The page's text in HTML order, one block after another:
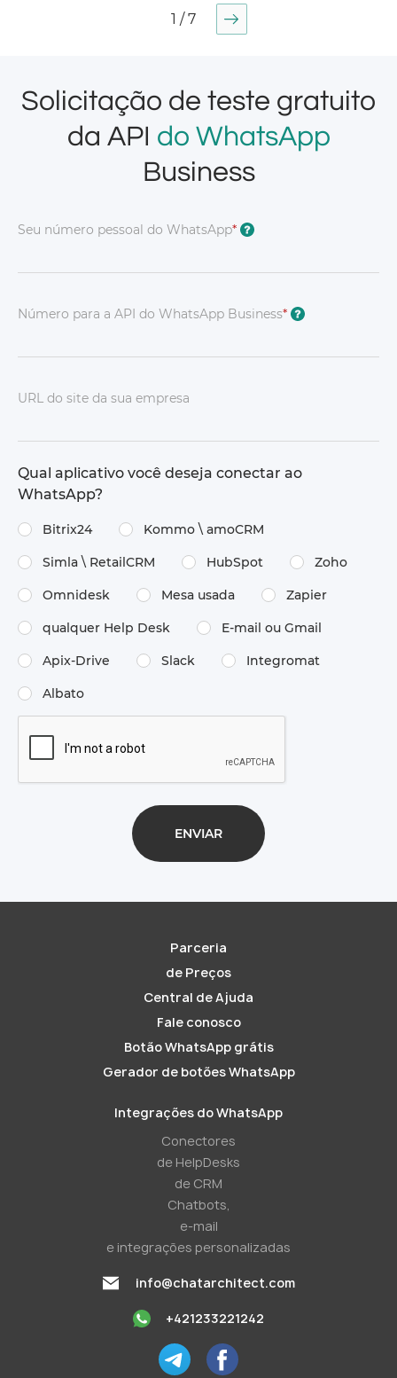
1 / 7
Solicitação de teste gratuito
da API do WhatsApp
Business
Seu número pessoal do WhatsApp* ?
Número para a API do WhatsApp Business* ?
URL do site da sua empresa
Qual aplicativo você deseja conectar ao
WhatsApp?
Bitrix24 Kommo \ amoCRM
Simla \ RetailCRM HubSpot Zoho
Omnidesk Mesa usada Zapier
qualquer Help Desk E-mail ou Gmail
Apix-Drive Slack Integromat
Albato
Parceria
de Preços
Central de Ajuda
Fale conosco
Botão WhatsApp grátis
Gerador de botões WhatsApp
Integrações do WhatsApp
Conectores
de HelpDesks
de CRM
Chatbots,
e-mail
e integrações personalizadas
info@chatarchitect.com
+421233221242